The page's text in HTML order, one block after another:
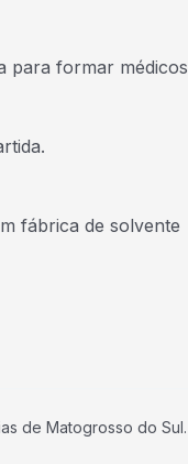
para formar médicos
fábrica de solvente
de Matogrosso do Sul.